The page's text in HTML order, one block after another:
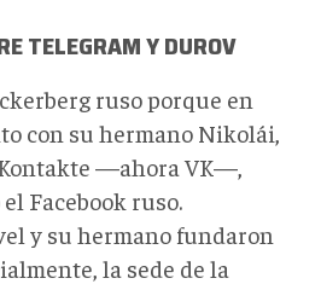
TELEGRAM Y DUROV
ruso porque en
con su hermano Nikolái,
—ahora VK—,
Facebook ruso.
y su hermano fundaron
la sede de la